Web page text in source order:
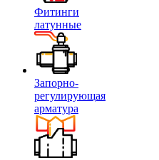
Фитинги
латунные
Запорно-
регулирующая
арматура